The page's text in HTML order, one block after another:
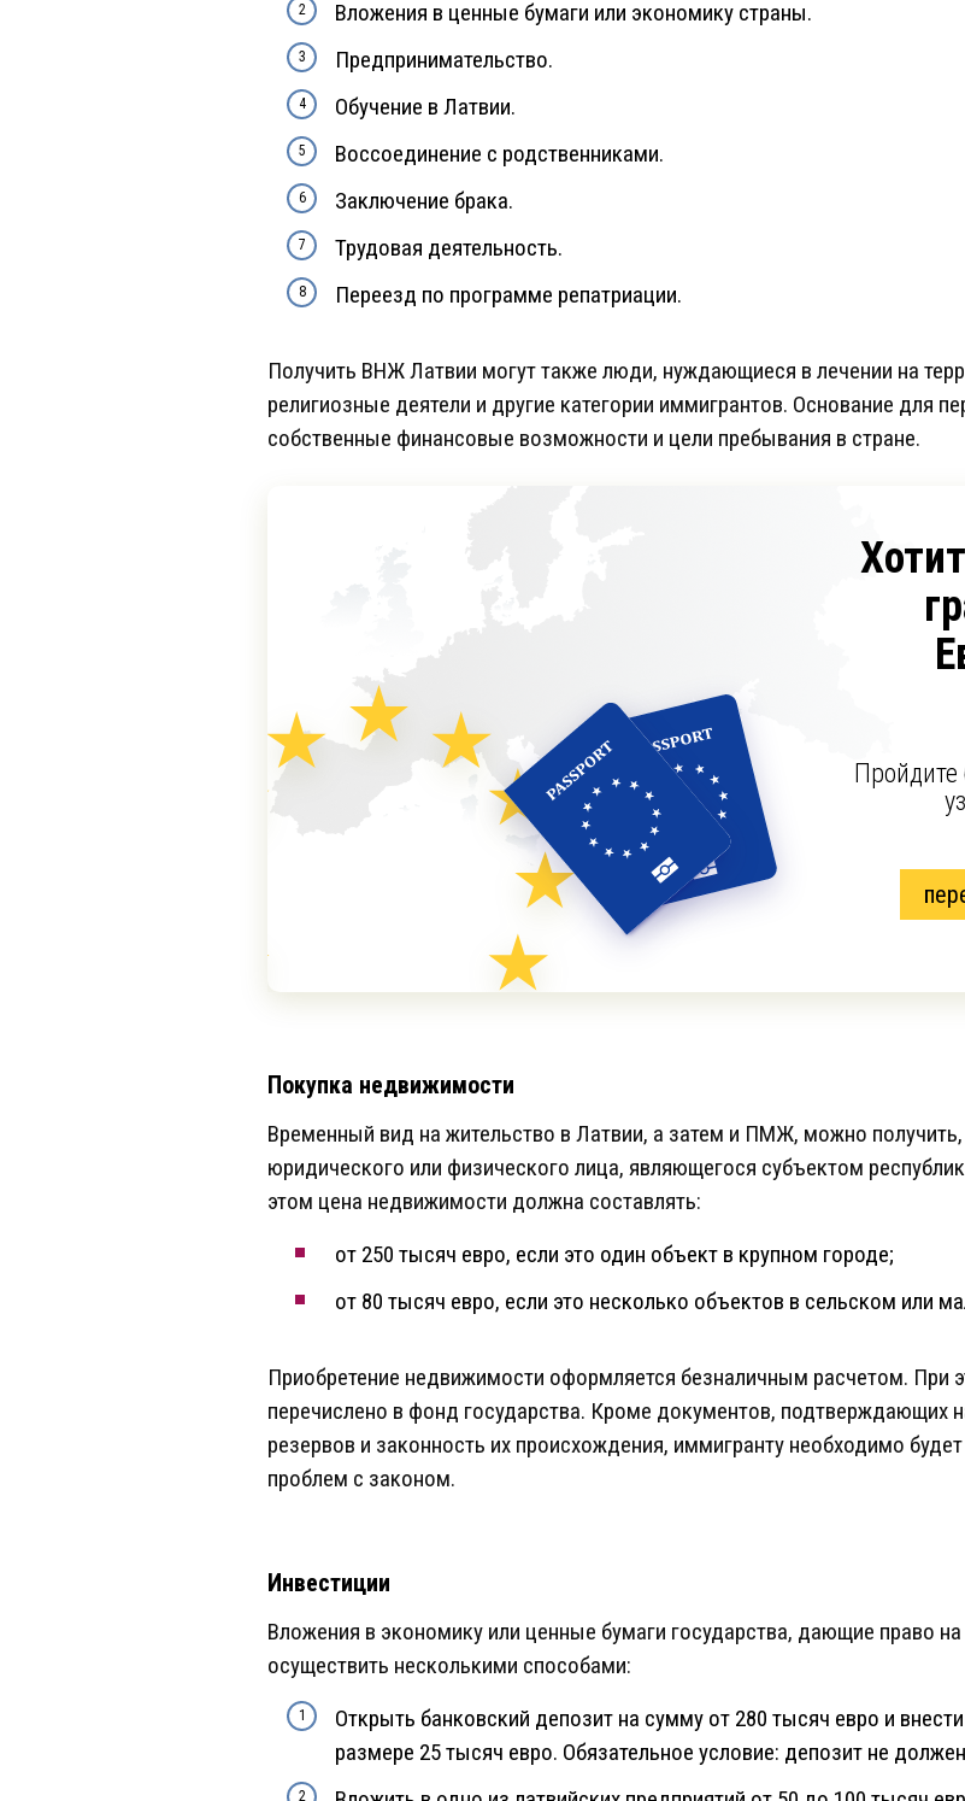
Вложения в ценные бумаги или экономику страны.
Предпринимательство.
Обучение в Латвии.
Воссоединение с родственниками.
Заключение брака.
Трудовая деятельность.
Переезд по программе репатриации.
Получить ВНЖ Латвии могут также люди, нуждающиеся в лечении на
религиозные деятели и другие категории иммигрантов. Основание для
собственные финансовые возможности и цели пребывания в стране.
Пройдите
Покупка недвижимости
Временный вид на жительство в Латвии, а затем и ПМЖ, можно
юридического или физического лица, являющегося субъектом
этом цена недвижимости должна составлять:
от 250 тысяч евро, если это один объект в крупном городе;
от 80 тысяч евро, если это несколько объектов в сельском или
Приобретение недвижимости оформляется безналичным расчетом. При
перечислено в фонд государства. Кроме документов, подтверждающих
резервов и законность их происхождения, иммигранту необходимо
проблем с законом.
Инвестиции
Вложения в экономику или ценные бумаги государства, дающие право на
осуществить несколькими способами:
Открыть банковский депозит на сумму от 280 тысяч евро и
размере 25 тысяч евро. Обязательное условие: депозит не